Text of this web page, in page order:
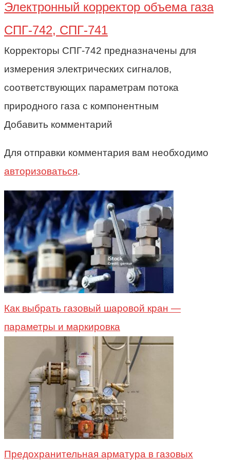
Электронный корректор объема газа
СПГ-742, СПГ-741
Корректоры СПГ-742 предназначены для
измерения электрических сигналов,
соответствующих параметрам потока
природного газа с компонентным
Добавить комментарий
Для отправки комментария вам необходимо
авторизоваться.
Как выбрать газовый шаровой кран —
параметры и маркировка
Предохранительная арматура в газовых